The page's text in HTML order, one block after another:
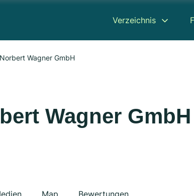
Verzeichnis
Wagner GmbH
Wagner GmbH
Map Bewertungen